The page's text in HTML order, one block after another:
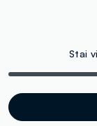
Stai